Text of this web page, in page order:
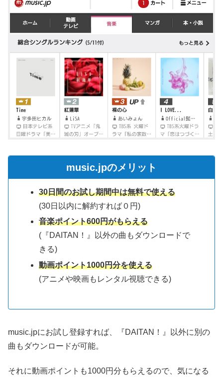
music.jpのメリット
30日間のお試し期間中は無料で使える
(30日以内に解約すれば０円)
音楽ポイント600円がもらえる
(『DAITAN！』以外の曲もダウンロードで
きる)
動画ポイント1000円分を使える
(アニメや映画もレンタル視聴できる)
music.jpにお試し登録すれば、『DAITAN！』以外に別の
曲もダウンロードが可能。
それに動画ポイントも1000円分もらえるので、気になる